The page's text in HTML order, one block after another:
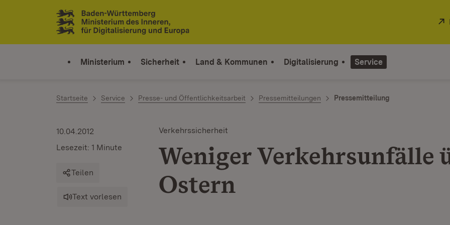
Zum Inhalt springen
Link zur Startseite
Ministerium Sicherheit Land & Kommunen Digitalisierung Service
Startseite Service Presse- und Öffentlichkeitsarbeit Pressemitteilungen Pressemitteilung
Verkehrssicherheit
Weniger Verkehrsunfälle
Ostern
10.04.2012
Lesezeit: 1 Minute
Teilen
Text vorlesen